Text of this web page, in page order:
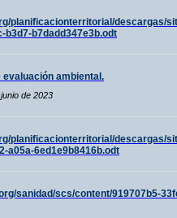
planificacionterritorial/descargas/
b3d7-b7dadd347e3b.odt
evaluación ambiental.
de 2023
planificacionterritorial/descargas/
a05a-6ed1e9b8416b.odt
sanidad/scs/content/919707b5-